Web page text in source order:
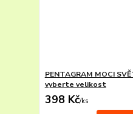
PENTAGRAM MOCI
vyberte velikost
398 Kč/ks